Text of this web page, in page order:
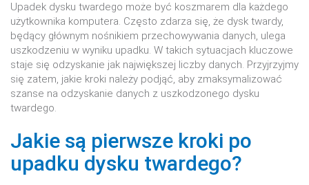
Upadek dysku twardego może być koszmarem dla każdego
użytkownika komputera. Często zdarza się, że dysk twardy,
będący głównym nośnikiem przechowywania danych, ulega
uszkodzeniu w wyniku upadku. W takich sytuacjach kluczowe
staje się odzyskanie jak największej liczby danych. Przyjrzyjmy
się zatem, jakie kroki należy podjąć, aby zmaksymalizować
szanse na odzyskanie danych z uszkodzonego dysku
twardego.
Jakie są pierwsze kroki po
upadku dysku twardego?